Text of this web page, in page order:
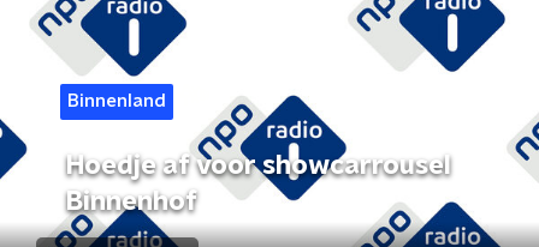
Binnenland
Hoedje af voor showcarrousel
Binnenhof